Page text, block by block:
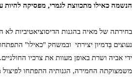
הנשמה כאילו מתכווצת לגמרי, מפסיקה להיות
בחירתה של מאיה בהגנות הדיסוציאטיביות לא
נעוצים בְּדמיון יצירתי ובמשחק "כאילו"
ידי אביה ושרת באופן מעוות את צרכיו החולניים.
משמצוקתה החמירה, הגנותיה התפתחו